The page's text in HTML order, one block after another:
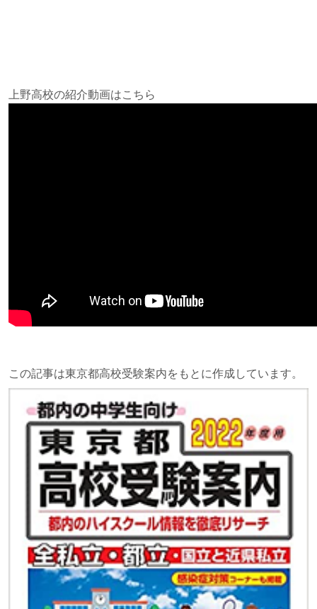
上野高校の紹介動画はこちら
この記事は東京都高校受験案内をもとに作成しています。